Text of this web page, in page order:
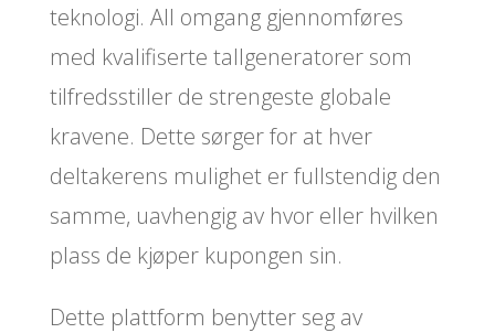
teknologi. All omgang gjennomføres
med kvalifiserte tallgeneratorer som
tilfredsstiller de strengeste globale
kravene. Dette sørger for at hver
deltakerens mulighet er fullstendig den
samme, uavhengig av hvor eller hvilken
plass de kjøper kupongen sin.
Dette plattform benytter seg av